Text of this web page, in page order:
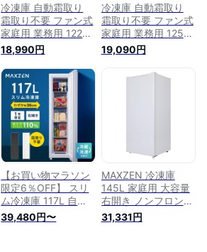
冷凍庫 自動霜取り
霜取り不要 ファン式
家庭用 業務用 122L
大容量 右開き ノン
フロン チェストフリ
ーザー ストッカー
スリム 冷凍食品 保
存 ストック お手入
れ簡単 アラーム 省
エネ ホワイト
MAXZEN
JF120ML01WH マク
スゼン
18,990円
冷凍庫 自動霜取り
霜取り不要 ファン式
家庭用 業務用 125L
大容量 右開き ノン
フロン チェストフリ
ーザー ストッカー
19,090円
【お買い物マラソン
限定6％OFF】 スリ
ム冷凍庫 117L 自動
霜取り 幅36cm 冷凍
庫 霜取り不要 ファ
39,480円〜
MAXZEN 冷凍庫
145L 家庭用 大容量
右開き ノンフロン
フリーザー ストッカ
ー 冷凍 スリム 冷凍
31,331円